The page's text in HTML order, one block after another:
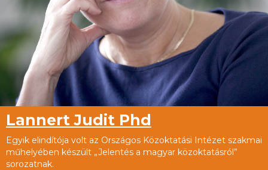
Lannert Judit Phd
Egyik elindítója volt az Országos Közoktatási Intézet szakmai
műhelyében készült „Jelentés a magyar közoktatásról”
sorozatnak.